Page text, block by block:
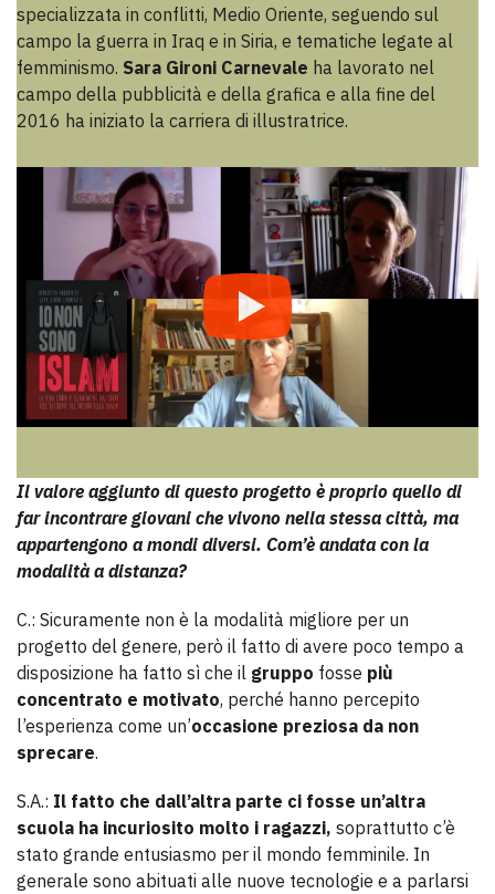
specializzata in conflitti, Medio Oriente, seguendo sul
campo la guerra in Iraq e in Siria, e tematiche legate al
femminismo. Sara Gironi Carnevale ha lavorato nel
campo della pubblicità e della grafica e alla fine del
2016 ha iniziato la carriera di illustratrice.
Il valore aggiunto di questo progetto è proprio quello di
far incontrare giovani che vivono nella stessa città, ma
appartengono a mondi diversi. Com’è andata con la
modalità a distanza?
C.: Sicuramente non è la modalità migliore per un
progetto del genere, però il fatto di avere poco tempo a
disposizione ha fatto sì che il gruppo fosse più
concentrato e motivato, perché hanno percepito
l’esperienza come un’occasione preziosa da non
sprecare.
S.A.: Il fatto che dall’altra parte ci fosse un’altra
scuola ha incuriosito molto i ragazzi, soprattutto c’è
stato grande entusiasmo per il mondo femminile. In
generale sono abituati alle nuove tecnologie e a parlarsi